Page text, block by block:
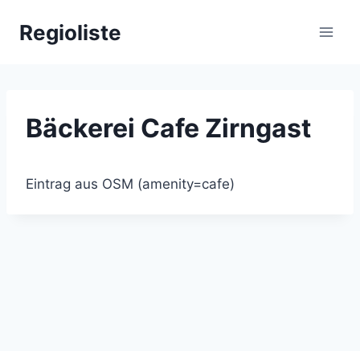
InhaltRegioliste
Bäckerei Cafe Zirngast
Eintrag aus OSM (amenity=cafe)